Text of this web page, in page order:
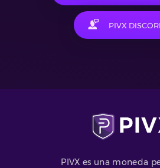
PIVX
PIVX es una moneda